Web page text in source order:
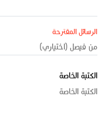
الرسائل المقترحة
الكتبة الخاصة